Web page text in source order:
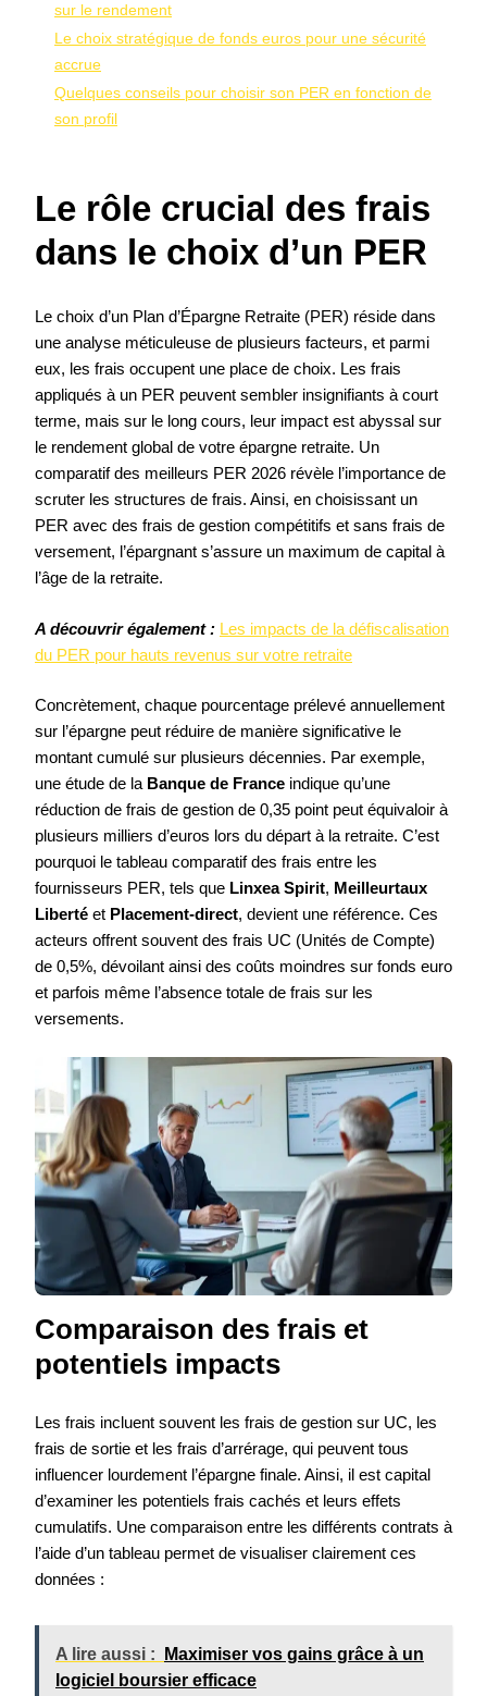
sur le rendement
Le choix stratégique de fonds euros pour une sécurité
accrue
Quelques conseils pour choisir son PER en fonction de
son profil
Le rôle crucial des frais
dans le choix d’un PER
Le choix d’un Plan d’Épargne Retraite (PER) réside dans
une analyse méticuleuse de plusieurs facteurs, et parmi
eux, les frais occupent une place de choix. Les frais
appliqués à un PER peuvent sembler insignifiants à court
terme, mais sur le long cours, leur impact est abyssal sur
le rendement global de votre épargne retraite. Un
comparatif des meilleurs PER 2026 révèle l’importance de
scruter les structures de frais. Ainsi, en choisissant un
PER avec des frais de gestion compétitifs et sans frais de
versement, l’épargnant s’assure un maximum de capital à
l’âge de la retraite.
A découvrir également : Les impacts de la défiscalisation
du PER pour hauts revenus sur votre retraite
Concrètement, chaque pourcentage prélevé annuellement
sur l’épargne peut réduire de manière significative le
montant cumulé sur plusieurs décennies. Par exemple,
une étude de la Banque de France indique qu’une
réduction de frais de gestion de 0,35 point peut équivaloir à
plusieurs milliers d’euros lors du départ à la retraite. C’est
pourquoi le tableau comparatif des frais entre les
fournisseurs PER, tels que Linxea Spirit, Meilleurtaux
Liberté et Placement-direct, devient une référence. Ces
acteurs offrent souvent des frais UC (Unités de Compte)
de 0,5%, dévoilant ainsi des coûts moindres sur fonds euro
et parfois même l’absence totale de frais sur les
versements.
Comparaison des frais et
potentiels impacts
Les frais incluent souvent les frais de gestion sur UC, les
frais de sortie et les frais d’arrérage, qui peuvent tous
influencer lourdement l’épargne finale. Ainsi, il est capital
d’examiner les potentiels frais cachés et leurs effets
cumulatifs. Une comparaison entre les différents contrats à
l’aide d’un tableau permet de visualiser clairement ces
données :
A lire aussi :
Maximiser vos gains grâce à un
logiciel boursier efficace